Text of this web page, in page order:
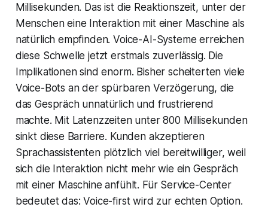
Millisekunden. Das ist die Reaktionszeit, unter der
Menschen eine Interaktion mit einer Maschine als
natürlich empfinden. Voice-AI-Systeme erreichen
diese Schwelle jetzt erstmals zuverlässig. Die
Implikationen sind enorm. Bisher scheiterten viele
Voice-Bots an der spürbaren Verzögerung, die
das Gespräch unnatürlich und frustrierend
machte. Mit Latenzzeiten unter 800 Millisekunden
sinkt diese Barriere. Kunden akzeptieren
Sprachassistenten plötzlich viel bereitwilliger, weil
sich die Interaktion nicht mehr wie ein Gespräch
mit einer Maschine anfühlt. Für Service-Center
bedeutet das: Voice-first wird zur echten Option.